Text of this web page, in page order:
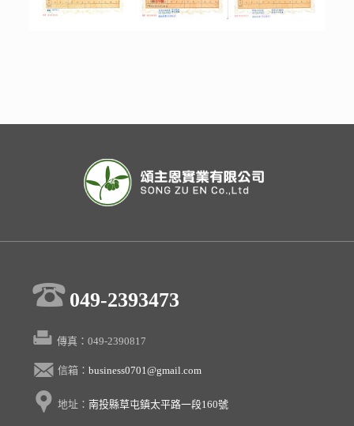
049-2393473
傳真：049-2390817
信箱： business0701@gmail.com
地址： 南投縣草屯鎮太平路一段160號